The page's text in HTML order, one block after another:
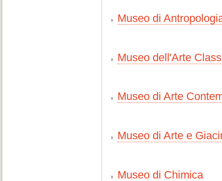
Museo di
Museo dell'Arte
Museo di Arte
Museo di Arte e
Museo di Chimica